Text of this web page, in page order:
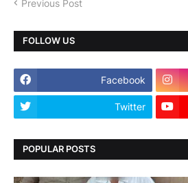
Previous Post
FOLLOW US
Facebook
Twitter
POPULAR POSTS